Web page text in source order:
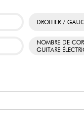
DROITIER /
NOMBRE DE
GUITARE